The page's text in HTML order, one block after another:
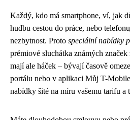
Každý, kdo má smartphone, ví, jak
hudbu cestou do práce, nebo
nezbytnost. Proto speciální nabídky
prémiové sluchátka známých
mají ale háček – bývají časově
portálu nebo v aplikaci Můj T-
nabídky šité na míru vašemu tarifu